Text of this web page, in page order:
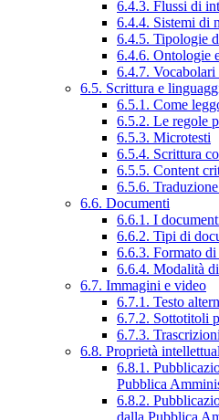
6.4.3. Flussi di
6.4.4. Sistemi di
6.4.5. Tipologie
6.4.6. Ontologie
6.4.7. Vocabolari
6.5. Scrittura e
6.5.1. Come
6.5.2. Le regole
6.5.3. Microtesti
6.5.4. Scrittura
6.5.5. Content
6.5.6.
6.6. Documenti
6.6.1. I
6.6.2. Tipi di
6.6.3. Formato
6.6.4. Modalità
6.7. Immagini e video
6.7.1. Testo
6.7.2. Sottotitoli
6.7.3.
6.8. Proprietà
6.8.1.
Pubblica
6.8.2.
dalla Pubblica